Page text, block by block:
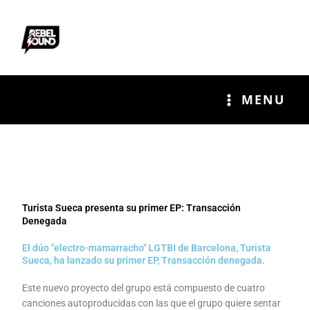
contenido
MENU
Turista Sueca presenta su primer EP: Transacción
Denegada
El dúo "electro-mamarracho" LGTBI de Barcelona, Turista
Sueca, ha lanzado su primer EP, Transacción denegada.
Este nuevo proyecto del grupo está compuesto de cuatro
canciones autoproducidas con las que el grupo quiere sentar